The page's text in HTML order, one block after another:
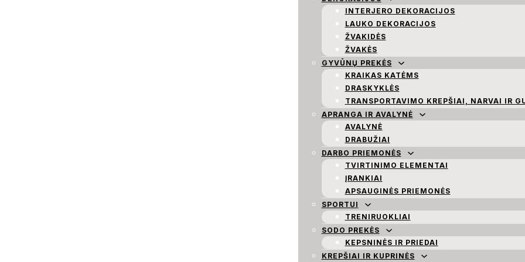
INTERJERO DEKORACIJOS
LAUKO DEKORACIJOS
ŽVAKIDĖS
ŽVAKĖS
GYVŪNŲ PREKĖS
KRAIKAS KATĖMS
DRASKYKLĖS
TRANSPORTAVIMO KREPŠIAI, NARVAI IR
APRANGA IR AVALYNĖ
AVALYNĖ
DRABUŽIAI
DARBO PRIEMONĖS
TVIRTINIMO ELEMENTAI
ĮRANKIAI
APSAUGINĖS PRIEMONĖS
SPORTUI
TRENIRUOKLIAI
SODO PREKĖS
KEPSNINĖS IR PRIEDAI
KREPŠIAI IR KUPRINĖS